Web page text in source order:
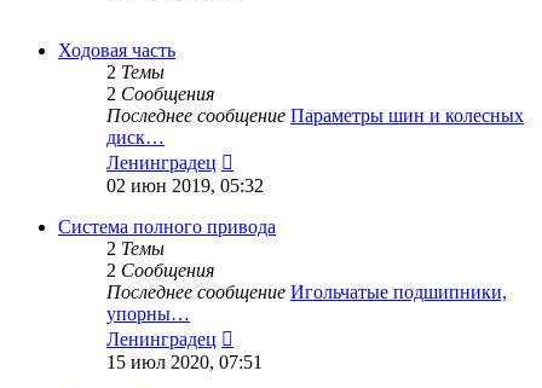
Ходовая часть
2 Темы
2 Сообщения
Последнее сообщение Параметры шин и колесных
диск…
Ленинградец
к
сообщению
02 июн 2019, 05:32
Система полного привода
2 Темы
2 Сообщения
Последнее сообщение Игольчатые подшипники,
упорны…
Ленинградец
к
15 июл 2020, 07:51